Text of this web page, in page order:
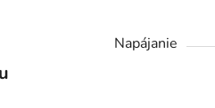
Napájanie